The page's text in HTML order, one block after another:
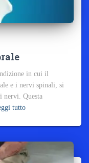
in cui il
e i nervi spinali, si
nervi. Questa
tutto